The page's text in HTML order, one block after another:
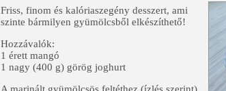
Friss, finom és kalóriaszegény desszert, ami
szinte bármilyen gyümölcsből elkészíthető!
Hozzávalók:
1 érett mangó
1 nagy (400 g) görög joghurt